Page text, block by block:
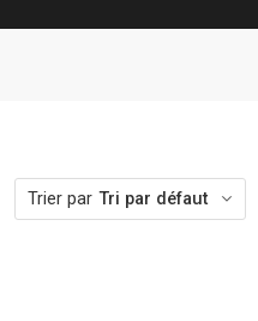
Trier par Tri par défaut